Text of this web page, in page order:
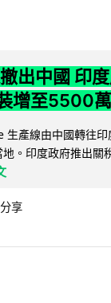
出中國 印
增至5500
產線由中國轉往印
。印度政府推出關
分享